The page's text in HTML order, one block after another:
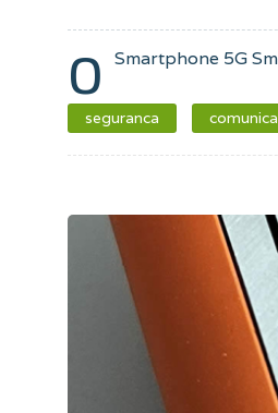
O Smartphone 5G
seguranca